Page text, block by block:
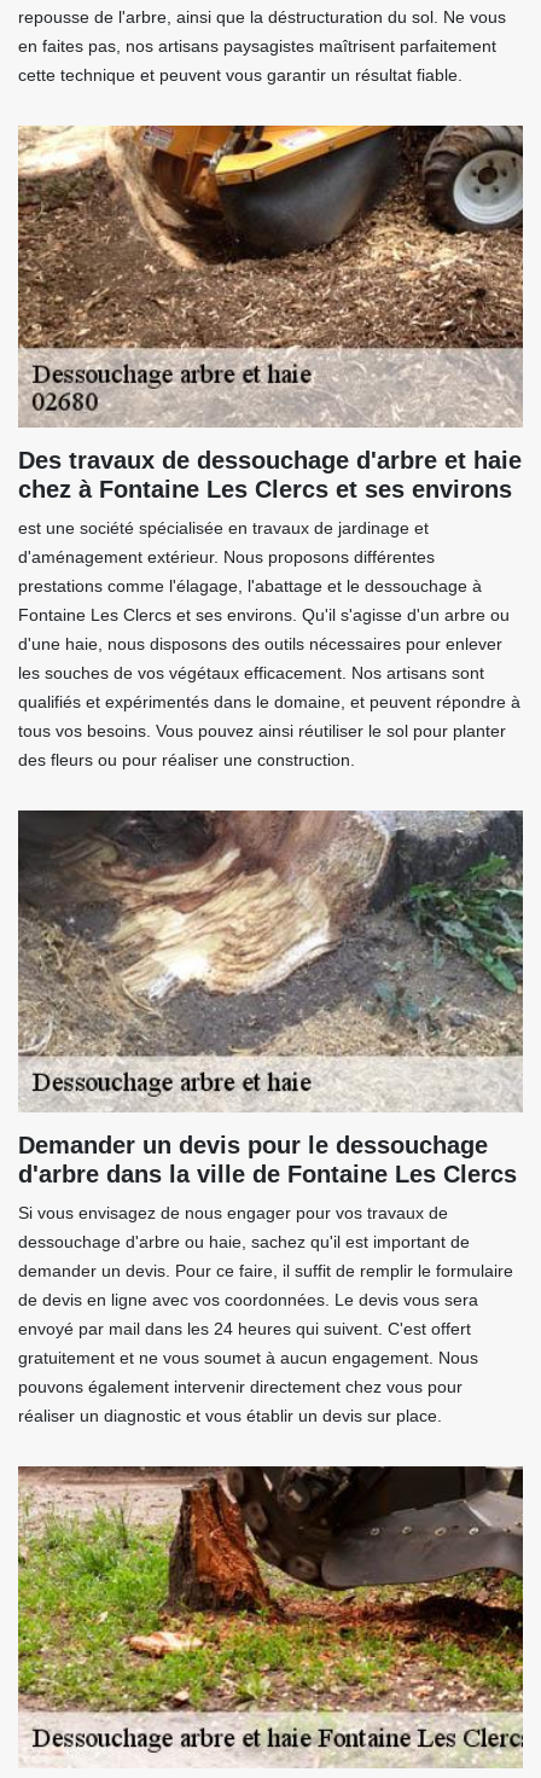
repousse de l'arbre, ainsi que la déstructuration du sol. Ne vous
en faites pas, nos artisans paysagistes maîtrisent parfaitement
cette technique et peuvent vous garantir un résultat fiable.
Des travaux de dessouchage d'arbre et haie
chez à Fontaine Les Clercs et ses environs
est une société spécialisée en travaux de jardinage et
d'aménagement extérieur. Nous proposons différentes
prestations comme l'élagage, l'abattage et le dessouchage à
Fontaine Les Clercs et ses environs. Qu'il s'agisse d'un arbre ou
d'une haie, nous disposons des outils nécessaires pour enlever
les souches de vos végétaux efficacement. Nos artisans sont
qualifiés et expérimentés dans le domaine, et peuvent répondre à
tous vos besoins. Vous pouvez ainsi réutiliser le sol pour planter
des fleurs ou pour réaliser une construction.
Demander un devis pour le dessouchage
d'arbre dans la ville de Fontaine Les Clercs
Si vous envisagez de nous engager pour vos travaux de
dessouchage d'arbre ou haie, sachez qu'il est important de
demander un devis. Pour ce faire, il suffit de remplir le formulaire
de devis en ligne avec vos coordonnées. Le devis vous sera
envoyé par mail dans les 24 heures qui suivent. C'est offert
gratuitement et ne vous soumet à aucun engagement. Nous
pouvons également intervenir directement chez vous pour
réaliser un diagnostic et vous établir un devis sur place.